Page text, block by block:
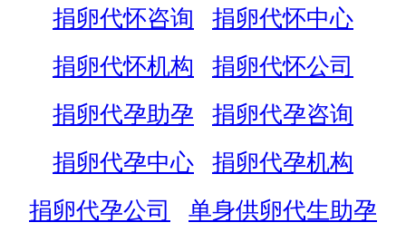
捐卵代怀咨询
捐卵代怀中心
捐卵代怀机构
捐卵代怀公司
捐卵代孕助孕
捐卵代孕咨询
捐卵代孕中心
捐卵代孕机构
捐卵代孕公司
单身供卵代生助孕